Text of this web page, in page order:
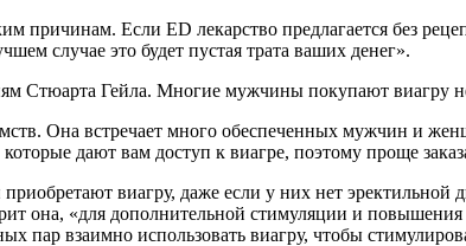
причинам. Если ED лекарство предлагается без
случае это будет пустая трата ваших денег».
Стюарта Гейла. Многие мужчины покупают виагру
Она встречает много обеспеченных мужчин и
дают вам доступ к виагре, поэтому проще
виагру, даже если у них нет
она, «для дополнительной стимуляции и
пар взаимно использовать виагру, чтобы